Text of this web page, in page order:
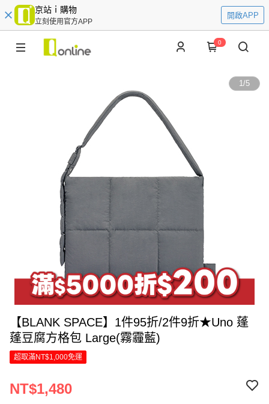
京站ｉ購物
立刻使用官方APP
開啟APP
0
1/5
【BLANK SPACE】1件95折/2件9折★Uno 蓬
蓬豆腐方格包 Large(霧霾藍)
超取滿NT$1,000免運
NT$1,480